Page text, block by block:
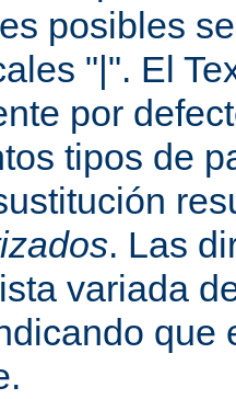
posibles
"|". El
por
tipos de
. Las
variada
que